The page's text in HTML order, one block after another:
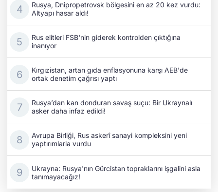
Rusya, Dnipropetrovsk bölgesini en az 20 kez vurdu:
Altyapı hasar aldı!
Rus elitleri FSB'nin giderek kontrolden çıktığına
inanıyor
Kırgızistan, artan gıda enflasyonuna karşı AEB'de
ortak denetim çağrısı yaptı
Rusya’dan kan donduran savaş suçu: Bir Ukraynalı
asker daha infaz edildi!
Avrupa Birliği, Rus askerî sanayi kompleksini yeni
yaptırımlarla vurdu
Ukrayna: Rusya'nın Gürcistan topraklarını işgalini asla
tanımayacağız!